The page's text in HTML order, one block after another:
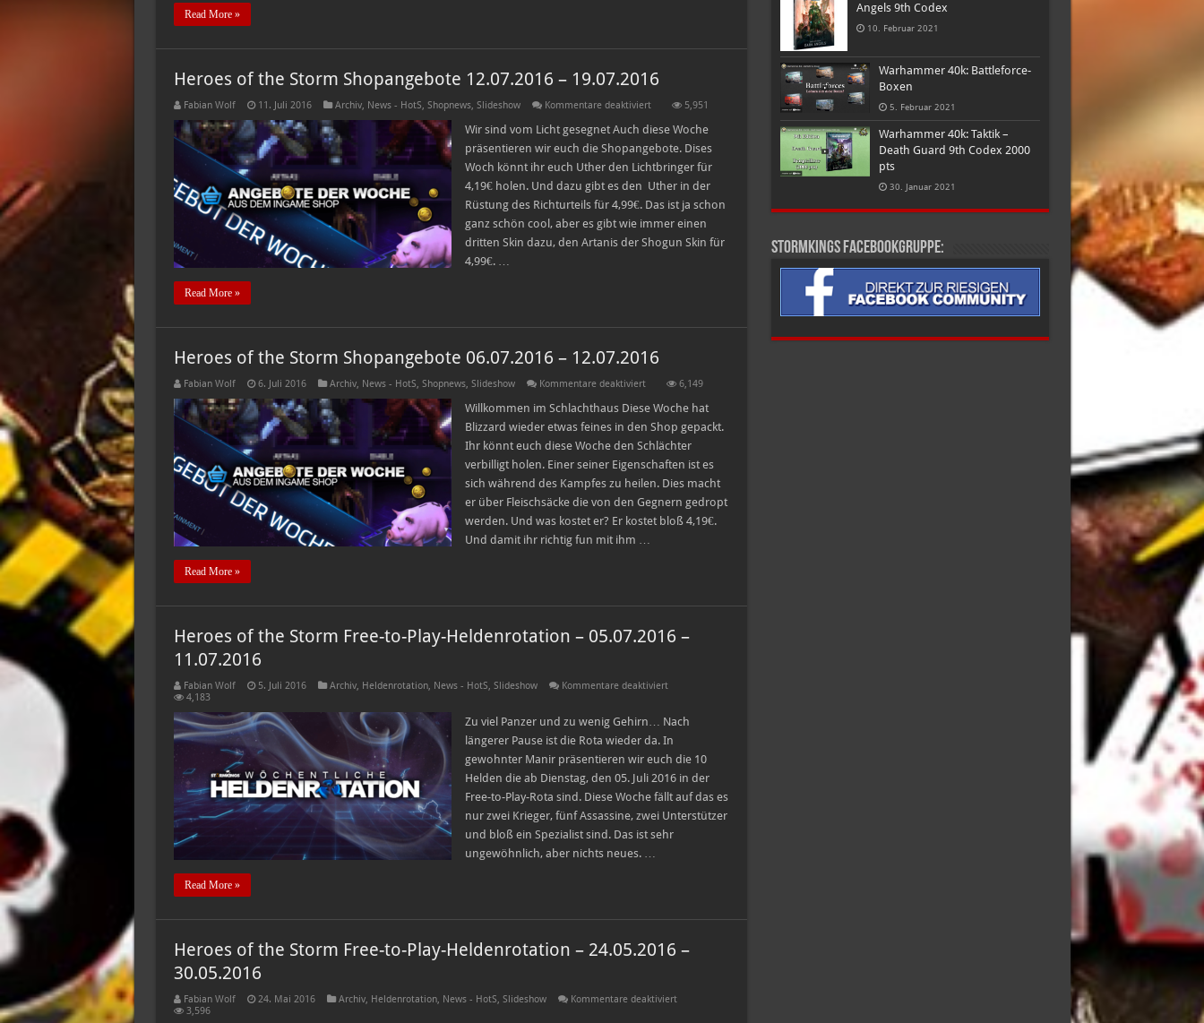
Read More »
Heroes of the Storm Shopangebote 12.07.2016 – 19.07.2016
Fabian Wolf 11. Juli 2016 Archiv, News - HotS, Shopnews, Slideshow Kommentare deaktiviertfür
of
Storm
Shopangebote
12.07.2016
–
5,951
Wir sind vom Licht gesegnet Auch diese Woche
präsentieren wir euch die Shopangebote. Dises
Woch könnt ihr euch Uther den Lichtbringer für
4,19€ holen. Und dazu gibt es den Uther in der
Rüstung des Richturteils für 4,99€. Das ist ja schon
ganz schön cool, aber es gibt wie immer einen
dritten Skin dazu, den Artanis der Shogun Skin für
4,99€. …
Read More »
Heroes of the Storm Shopangebote 06.07.2016 – 12.07.2016
Fabian Wolf 6. Juli 2016 Archiv, News - HotS, Shopnews, Slideshow Kommentare deaktiviertfür
of
Storm
Shopangebote
06.07.2016
–
6,149
Willkommen im Schlachthaus Diese Woche hat
Blizzard wieder etwas feines in den Shop gepackt.
Ihr könnt euch diese Woche den Schlächter
verbilligt holen. Einer seiner Eigenschaften ist es
sich während des Kampfes zu heilen. Dies macht
er über Fleischsäcke die von den Gegnern gedropt
werden. Und was kostet er? Er kostet bloß 4,19€.
Und damit ihr richtig fun mit ihm …
Read More »
Heroes of the Storm Free-to-Play-Heldenrotation – 05.07.2016 –
11.07.2016
Fabian Wolf 5. Juli 2016 Archiv, Heldenrotation, News - HotS, Slideshow Kommentare deaktiviertfür
the
Free-
to-
Play-
Heldenrotation
–
05.07.2016
–
4,183
Zu viel Panzer und zu wenig Gehirn… Nach
längerer Pause ist die Rota wieder da. In
gewohnter Manir präsentieren wir euch die 10
Helden die ab Dienstag, den 05. Juli 2016 in der
Free-to-Play-Rota sind. Diese Woche fällt auf das es
nur zwei Krieger, fünf Assassine, zwei Unterstützer
und bloß ein Spezialist sind. Das ist sehr
ungewöhnlich, aber nichts neues. …
Read More »
Heroes of the Storm Free-to-Play-Heldenrotation – 24.05.2016 –
30.05.2016
Fabian Wolf 24. Mai 2016 Archiv, Heldenrotation, News - HotS, Slideshow Kommentare deaktiviertfür
3,596
Angels 9th Codex
10. Februar 2021
Warhammer 40k: Battleforce-
Boxen
5. Februar 2021
Warhammer 40k: Taktik –
Death Guard 9th Codex 2000
pts
30. Januar 2021
Stormkings Facebookgruppe: